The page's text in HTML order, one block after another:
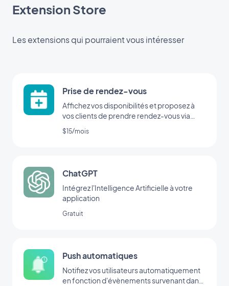
Extension Store
Les extensions qui pourraient vous intéresser
Prise de rendez-vous
Affichez vos disponibilités et proposez à
vos clients de prendre rendez-vous via
votre application
$15/mois
ChatGPT
Intégrez l'Intelligence Artificielle à votre
application
Gratuit
Push automatiques
Notifiez vos utilisateurs automatiquement
en fonction d'évènements survenant dans